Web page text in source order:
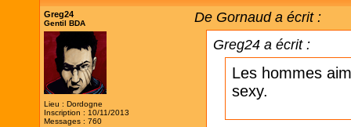
Greg24
Gentil BDA
Lieu : Dordogne
Inscription : 10/11/2013
Messages : 760
De Gornaud a écrit :
Greg24 a écrit :
Les hommes
sexy.